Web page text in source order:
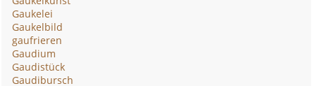
Gaukelei
Gaukelbild
gaufrieren
Gaudium
Gaudistück
Gaudibursch